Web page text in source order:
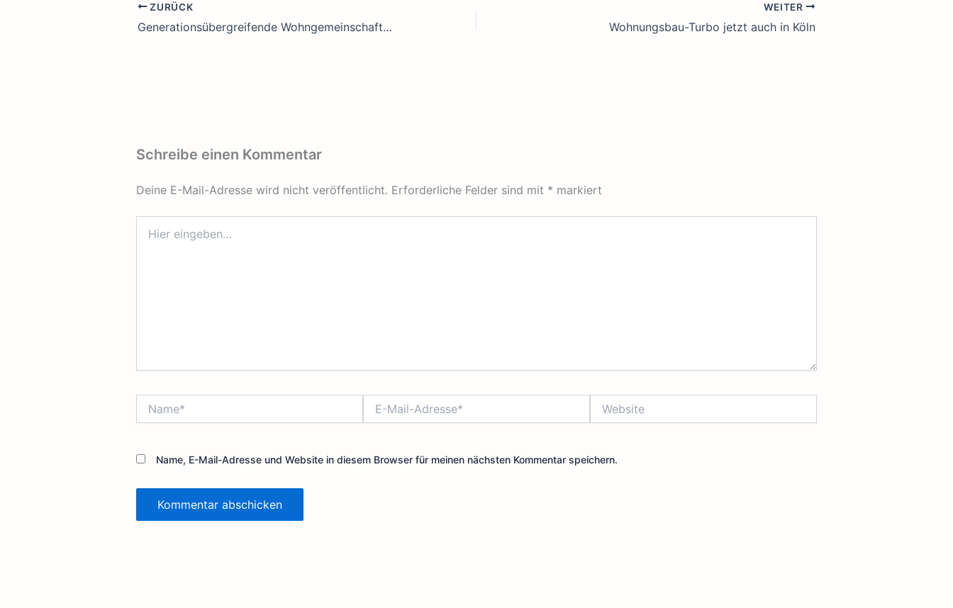
ZURÜCK
Generationsübergreifende Wohngemeinschaften – Kann Jung und Alt unter einem Dach den Wohnungsmangel lösen?
WEITER
Wohnungsbau-Turbo jetzt auch in Köln
Schreibe einen Kommentar
Deine E-Mail-Adresse wird nicht veröffentlicht. Erforderliche Felder sind mit * markiert
eingeben…
Mail-
Name, E-Mail-Adresse und Website in diesem Browser für meinen nächsten Kommentar speichern.